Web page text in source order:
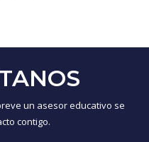
un asesor educativo se
contigo.